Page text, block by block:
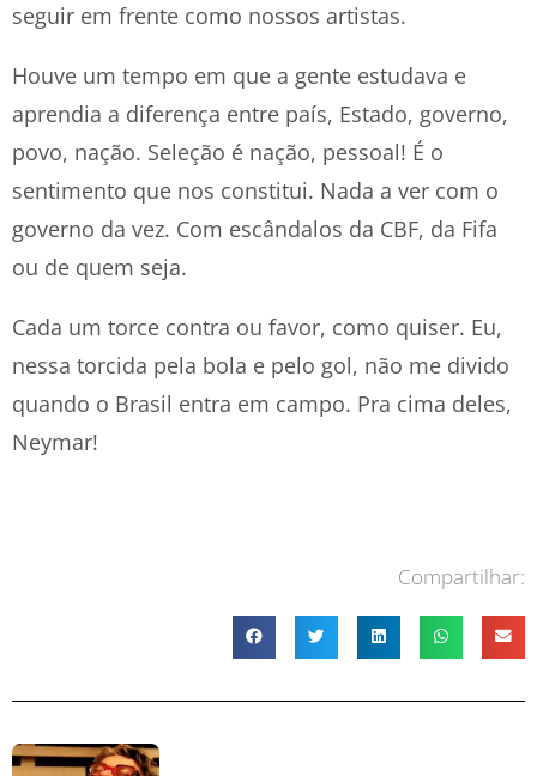
seguir em frente como nossos artistas.
Houve um tempo em que a gente estudava e
aprendia a diferença entre país, Estado, governo,
povo, nação. Seleção é nação, pessoal! É o
sentimento que nos constitui. Nada a ver com o
governo da vez. Com escândalos da CBF, da Fifa
ou de quem seja.
Cada um torce contra ou favor, como quiser. Eu,
nessa torcida pela bola e pelo gol, não me divido
quando o Brasil entra em campo. Pra cima deles,
Neymar!
Compartilhar: